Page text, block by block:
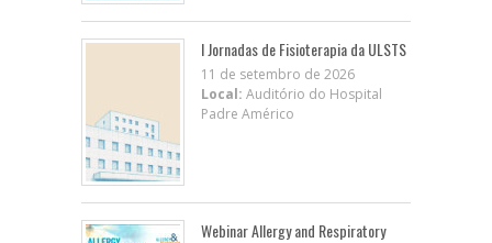
I Jornadas de Fisioterapia da ULSTS
11 de setembro de 2026
Local: Auditório do Hospital
Padre Américo
Webinar Allergy and Respiratory